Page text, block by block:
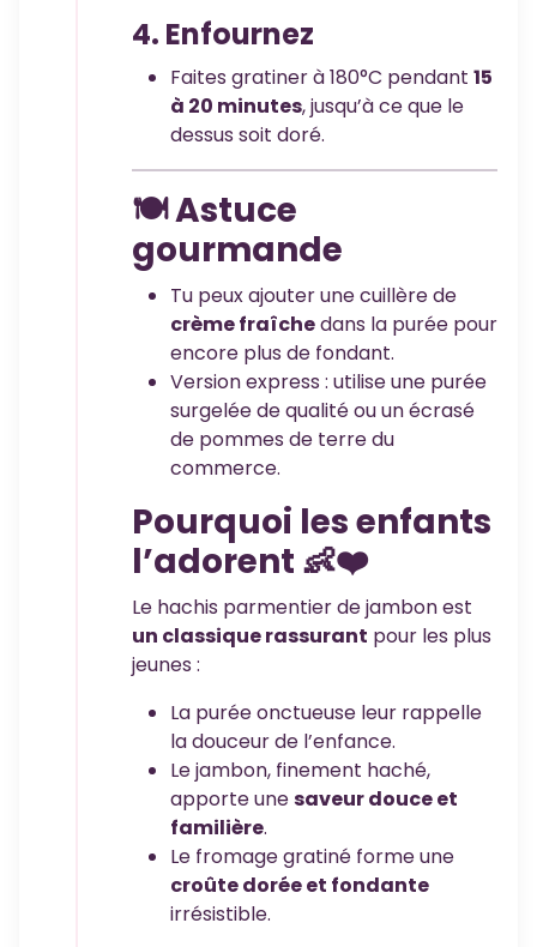
4. Enfournez
Faites gratiner à 180°C pendant 15
à 20 minutes, jusqu’à ce que le
dessus soit doré.
🍽️ Astuce
gourmande
Tu peux ajouter une cuillère de
crème fraîchedans la purée pour
encore plus de fondant.
Version express : utilise une purée
surgelée de qualité ou un écrasé
de pommes de terre du
commerce.
Pourquoi les enfants
l’adorent 👶❤️
Le hachis parmentier de jambon est
un classique rassurant pour les plus
jeunes :
La purée onctueuse leur rappelle
la douceur de l’enfance.
Le jambon, finement haché,
apporte unesaveur douce et
familière.
Le fromage gratiné forme une
croûte dorée et fondante
irrésistible.